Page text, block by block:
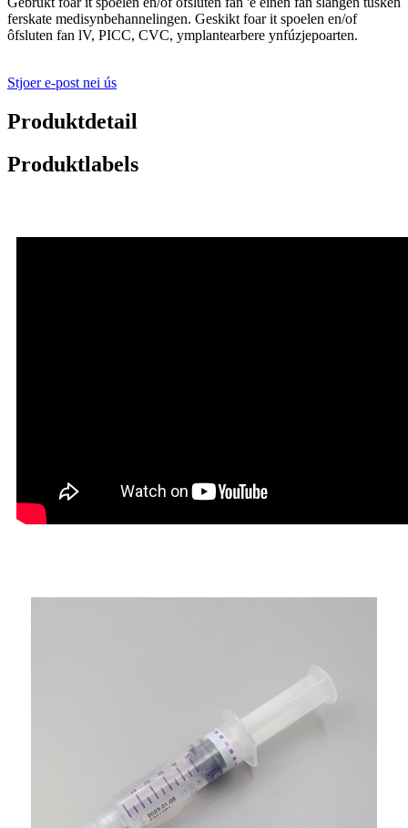
ferskate medisynbehannelingen. Geskikt foar it spoelen en/of
ôfsluten fan lV, PICC, CVC, ymplantearbere ynfúzjepoarten.
Stjoer e-post nei ús
Produktdetail
Produktlabels